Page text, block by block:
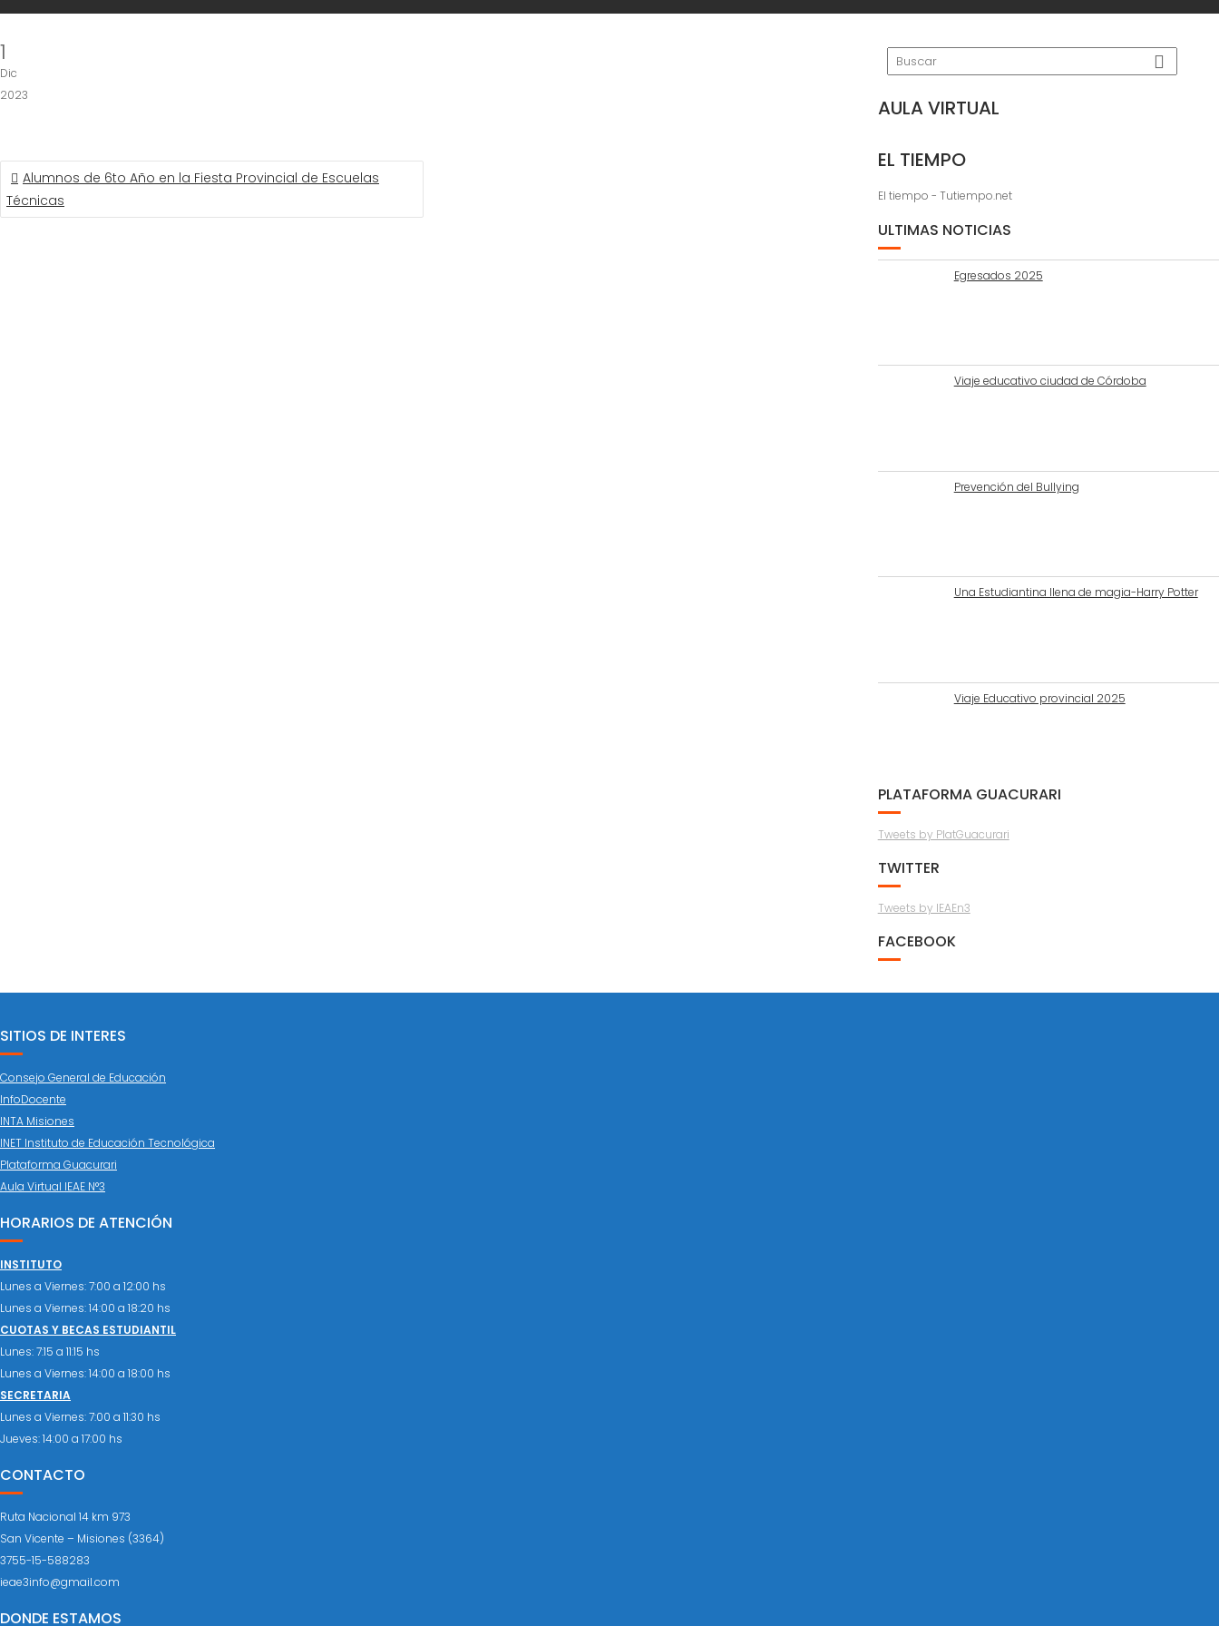
1
Dic
2023
NAVEGACIÓN
DE
ENTRADAS
Alumnos de 6to Año en la Fiesta Provincial de Escuelas
Técnicas
AULA VIRTUAL
EL TIEMPO
El tiempo - Tutiempo.net
ULTIMAS NOTICIAS
Egresados 2025
Viaje educativo ciudad de Córdoba
Prevención del Bullying
Una Estudiantina llena de magia-Harry Potter
Viaje Educativo provincial 2025
PLATAFORMA GUACURARI
Tweets by PlatGuacurari
TWITTER
Tweets by IEAEn3
FACEBOOK
SITIOS DE INTERES
Consejo General de Educación
InfoDocente
INTA Misiones
INET Instituto de Educación Tecnológica
Plataforma Guacurari
Aula Virtual IEAE N°3
HORARIOS DE ATENCIÓN
INSTITUTO
Lunes a Viernes: 7:00 a 12:00 hs
Lunes a Viernes: 14:00 a 18:20 hs
CUOTAS Y BECAS ESTUDIANTIL
Lunes: 7:15 a 11:15 hs
Lunes a Viernes: 14:00 a 18:00 hs
SECRETARIA
Lunes a Viernes: 7:00 a 11:30 hs
Jueves: 14:00 a 17:00 hs
CONTACTO
Ruta Nacional 14 km 973
San Vicente – Misiones (3364)
3755-15-588283
ieae3info@gmail.com
DONDE ESTAMOS